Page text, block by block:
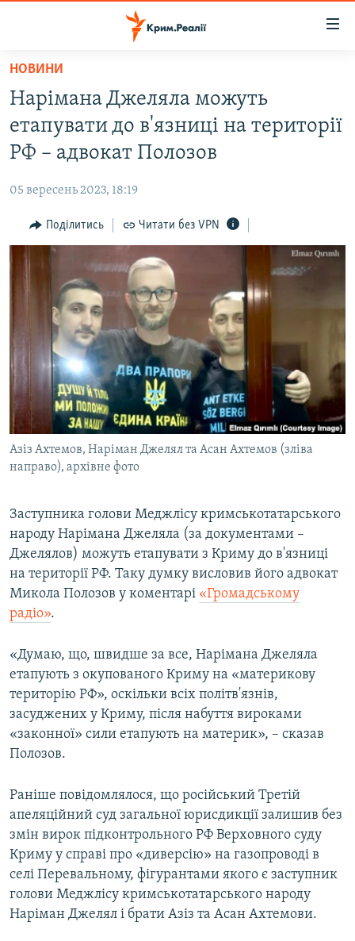
Перейти
основного
матеріалу
Перейти
до
основної
навігації
Перейти
до
пошуку
ВОДА.КРИМ
ВІДЕО ТА ФОТО
БЛОГИ
ПОГЛЯД
ІНТЕРВ'Ю
ВСЕ ЗА ДЕНЬ
СПЕЦПРОЕКТИ
ДЕПОРТАЦІЯ
ВІДЕОУРОКИ «ELIFBE»
СВІДЧЕННЯ ОКУПАЦІЇ
УКРАЇНСЬКА ПРОБЛЕМА КРИМУ
ІНФОГРАФІКА
ЯК ОБІЙТИ БЛОКУВАННЯ
Русский
Qırımtatar
ДОЛУЧАЙСЯ!
Усі сайти RFE/RL
НОВИНИ
Нарімана Джеляла можуть
етапувати до в'язниці на території
РФ – адвокат Полозов
05 вересень 2023, 18:19
Поділитись Читати без VPN
Азіз Ахтемов, Наріман Джелял та Асан Ахтемов (зліва
направо), архівне фото
Заступника голови Меджлісу кримськотатарського
народу Нарімана Джеляла (за документами –
Джелялов) можуть етапувати з Криму до в'язниці
на території РФ. Таку думку висловив його адвокат
Микола Полозов у коментарі «Громадському
радіо».
«Думаю, що, швидше за все, Нарімана Джеляла
етапують з окупованого Криму на «материкову
територію РФ», оскільки всіх політв'язнів,
засуджених у Криму, після набуття вироками
«законної» сили етапують на материк», – сказав
Полозов.
Раніше повідомлялося, що російський Третій
апеляційний суд загальної юрисдикції залишив без
змін вирок підконтрольного РФ Верховного суду
Криму у справі про «диверсію» на газопроводі в
селі Перевальному, фігурантами якого є заступник
голови Меджлісу кримськотатарського народу
Наріман Джелял і брати Азіз та Асан Ахтемови.